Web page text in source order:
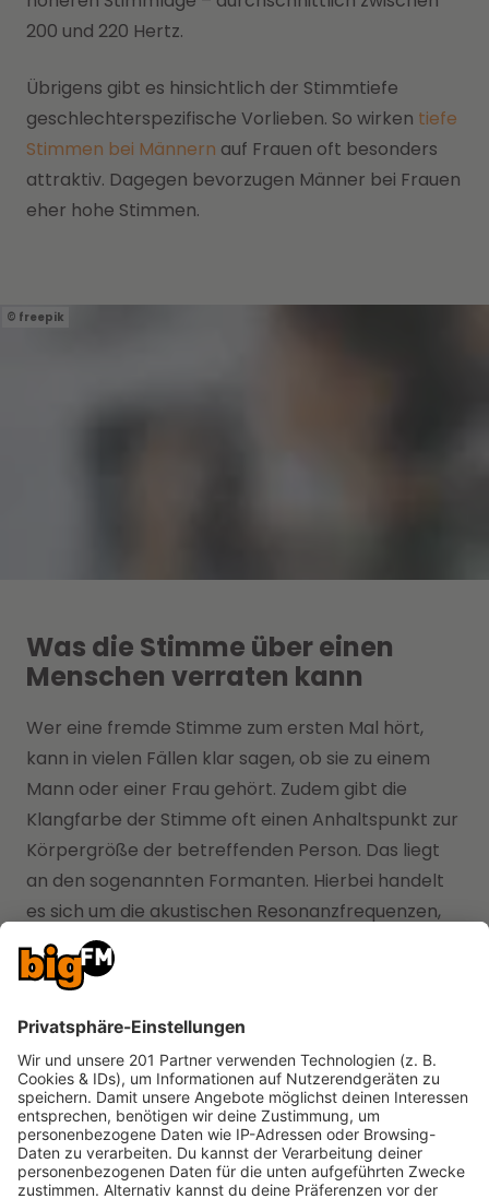
200 und 220 Hertz.
Übrigens gibt es hinsichtlich der Stimmtiefe
geschlechterspezifische Vorlieben. So wirken tiefe
Stimmen bei Männern auf Frauen oft besonders
attraktiv. Dagegen bevorzugen Männer bei Frauen
eher hohe Stimmen.
freepik
Was die Stimme über einen
Menschen verraten kann
Wer eine fremde Stimme zum ersten Mal hört,
kann in vielen Fällen klar sagen, ob sie zu einem
Mann oder einer Frau gehört. Zudem gibt die
Klangfarbe der Stimme oft einen Anhaltspunkt zur
Körpergröße der betreffenden Person. Das liegt
an den sogenannten Formanten. Hierbei handelt
es sich um die akustischen Resonanzfrequenzen,
die durch den menschlichen Sprechtrakt
entstehen.
Auch das Alter des Gegenübers lässt sich mithilfe
der Stimme schätzen. Denn die vergangenen
Lebensjahre können mitbestimmen, wie eine
Stimme klingt. In der Pubertät wachsen sowohl der
Kehlkopf als auch die Stimmbänder. Dadurch sind
die Stimmen Erwachsener tiefer als jene von